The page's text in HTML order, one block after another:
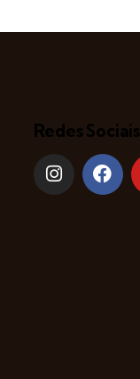
Redes Sociais